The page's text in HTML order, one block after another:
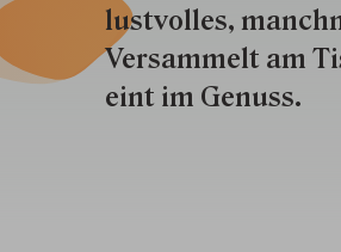
lustvolles,
Versammelt am
eint im Genuss.